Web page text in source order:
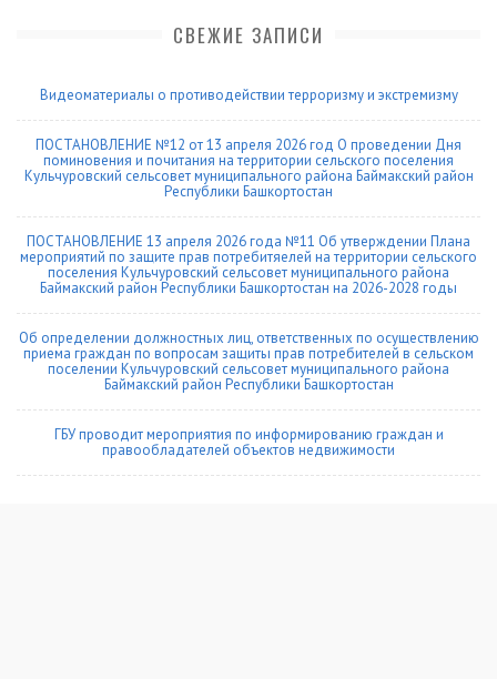
СВЕЖИЕ ЗАПИСИ
Видеоматериалы о противодействии терроризму и экстремизму
ПОСТАНОВЛЕНИЕ №12 от 13 апреля 2026 год О проведении Дня
поминовения и почитания на территории сельского поселения
Кульчуровский сельсовет муниципального района Баймакский район
Республики Башкортостан
ПОСТАНОВЛЕНИЕ 13 апреля 2026 года №11 Об утверждении Плана
мероприятий по защите прав потребитяелей на территории сельского
поселения Кульчуровский сельсовет муниципального района
Баймакский район Республики Башкортостан на 2026-2028 годы
Об определении должностных лиц, ответственных по осуществлению
приема граждан по вопросам защиты прав потребителей в сельском
поселении Кульчуровский сельсовет муниципального района
Баймакский район Республики Башкортостан
ГБУ проводит мероприятия по информированию граждан и
правообладателей объектов недвижимости